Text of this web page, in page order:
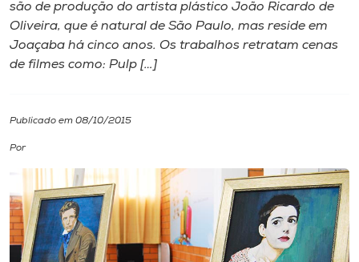
I.nova
Cultura
Biblioteca
são de produção do artista plástico João Ricardo de
Oliveira, que é natural de São Paulo, mas reside em
Joaçaba há cinco anos. Os trabalhos retratam cenas
de filmes como: Pulp […]
Publicado em 08/10/2015
Por